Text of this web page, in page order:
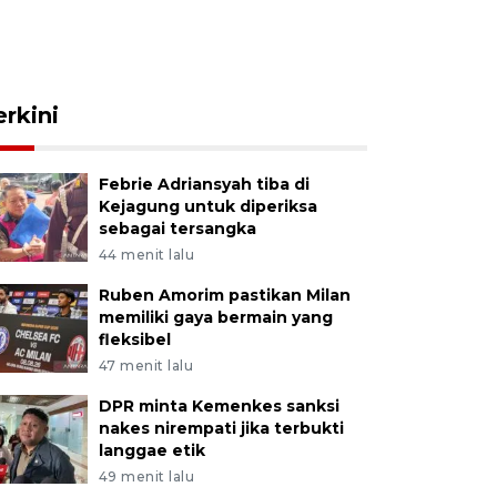
Febrie Adriansyah tiba di
Kejagung untuk diperiksa
sebagai tersangka
44 menit lalu
Ruben Amorim pastikan Milan
memiliki gaya bermain yang
fleksibel
47 menit lalu
DPR minta Kemenkes sanksi
nakes nirempati jika terbukti
langgae etik
49 menit lalu